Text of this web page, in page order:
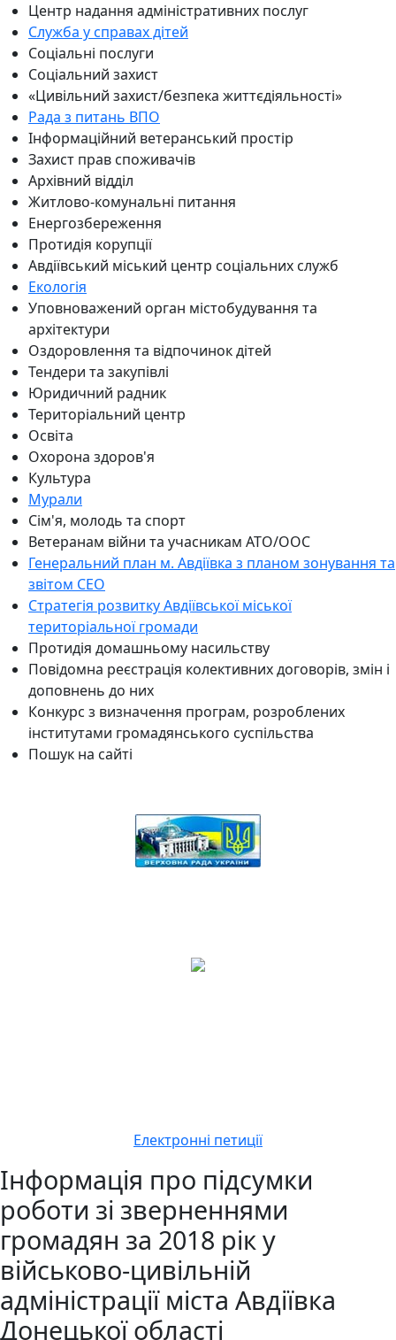
Центр надання адміністративних послуг
Служба у справах дітей
Соціальні послуги
Соціальний захист
«Цивільний захист/безпека життєдіяльності»
Рада з питань ВПО
Інформаційний ветеранський простір
Захист прав споживачів
Архівний відділ
Житлово-комунальні питання
Енергозбереження
Протидія корупції
Авдіївський міський центр соціальних служб
Екологія
Уповноважений орган містобудування та
архітектури
Оздоровлення та відпочинок дітей
Тендери та закупівлі
Юридичний радник
Територіальний центр
Освіта
Охорона здоров'я
Культура
Мурали
Сім'я, молодь та спорт
Ветеранам війни та учасникам АТО/ООС
Генеральний план м. Авдіївка з планом зонування та
звітом СЕО
Стратегія розвитку Авдіївської міської
територіальної громади
Протидія домашньому насильству
Повідомна реєстрація колективних договорів, змін і
доповнень до них
Конкурс з визначення програм, розроблених
інститутами громадянського суспільства
Пошук на сайті
Електронні петиції
Інформація про підсумки
роботи зі зверненнями
громадян за 2018 рік у
військово-цивільній
адміністрації міста Авдіївка
Донецької області